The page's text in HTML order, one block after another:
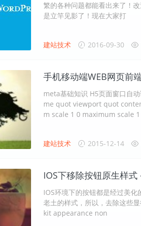
繁的各种问题都能看出来了！
是立竿见影了！现在大家打
建站技术 2016-09-30
手机移动端WEB网页前
meta基础知识 H5页面窗口自
me quot viewport quot
m scale 1 0 maximum scale
建站技术 2015-12-14
IOS下移除按钮原生样
IOS环境下的按钮都是经过美
老土的样式，所以，去除这些
kit appearance non